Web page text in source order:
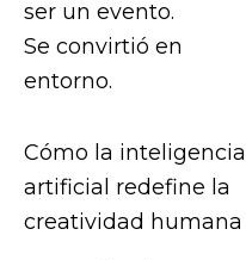
ser un evento.
Se convirtió en
entorno.
Cómo la inteligencia
artificial redefine la
creatividad humana